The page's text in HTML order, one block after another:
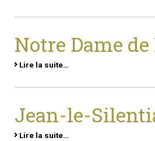
Notre Dame
Lire la suite…
Jean-le-
Lire la suite…